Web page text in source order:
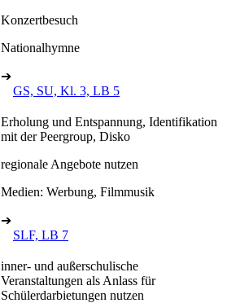
Konzertbesuch
Nationalhymne
➔
GS, SU, Kl. 3, LB 5
Erholung und Entspannung, Identifikation
mit der Peergroup, Disko
regionale Angebote nutzen
Medien: Werbung, Filmmusik
➔
SLF, LB 7
inner- und außerschulische
Veranstaltungen als Anlass für
Schülerdarbietungen nutzen